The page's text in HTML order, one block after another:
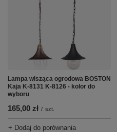
Lampa wisząca ogrodowa BOSTON
Kaja K-8131 K-8126 - kolor do
wyboru
165,00 zł / szt.
+ Dodaj do porównania